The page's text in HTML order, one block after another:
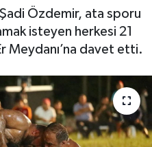
Özdemir, ata sporu
isteyen herkesi 21
Meydanı’na davet etti.